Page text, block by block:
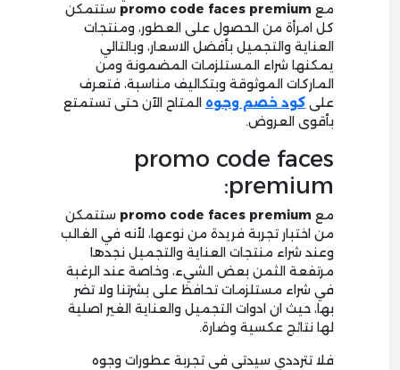
مع promo code faces premium ستتمكن
كل امرأة من الحصول على العطور، ومنتجات
العناية والتجميل بأفضل الاسعار، وبالتالي
يمكنها شراء المستلزمات المضمونة ومن
الماركات الموثوقة وبتكاليف مناسبة، فتعرف
على كود خصم وجوه المتاح الآن حتى تستمتع
بأقوى العروض.
promo code faces
premium:
مع promo code faces premium ستتمكن
من اختبار تجربة فريدة من نوعها، لأنه في الغالب
وعند شراء منتجات العناية والتجميل نجدها
مرتفعة الثمن بعض الشيء، وخاصة عند الرغبة
في شراء مستلزمات تحافظ على بشرتنا ولا تضر
بها، حيث ان ادوات التجميل والعناية الغير اصلية
لها نتائج عكسية وضارة.
فلا تترددي سيدتي في تجربة عطورات وجوه